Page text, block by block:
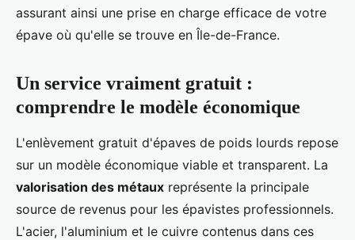
assurant ainsi une prise en charge efficace de votre
épave où qu'elle se trouve en Île-de-France.
Un service vraiment gratuit :
comprendre le modèle économique
L'enlèvement gratuit d'épaves de poids lourds repose
sur un modèle économique viable et transparent. La
valorisation des métaux représente la principale
source de revenus pour les épavistes professionnels.
L'acier, l'aluminium et le cuivre contenus dans ces